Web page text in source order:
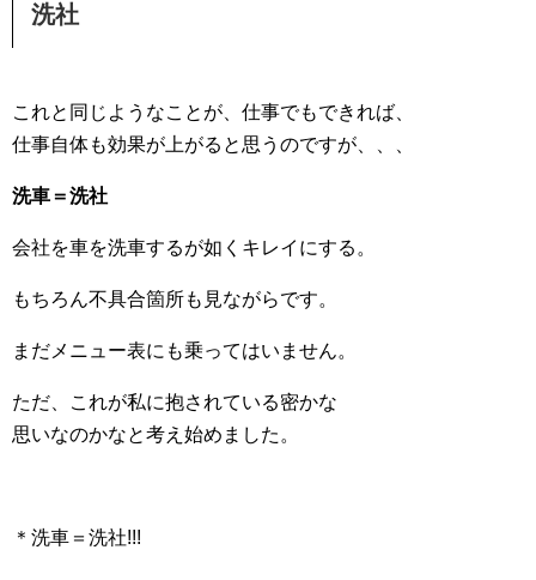
洗社
これと同じようなことが、仕事でもできれば、
仕事自体も効果が上がると思うのですが、、、
洗車＝洗社
会社を車を洗車するが如くキレイにする。
もちろん不具合箇所も見ながらです。
まだメニュー表にも乗ってはいません。
ただ、これが私に抱されている密かな
思いなのかなと考え始めました。
＊洗車＝洗社!!!